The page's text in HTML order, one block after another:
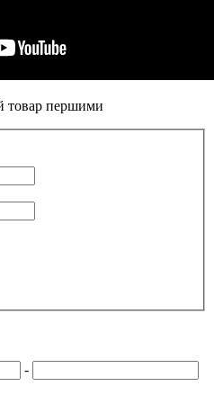
товар першими
-